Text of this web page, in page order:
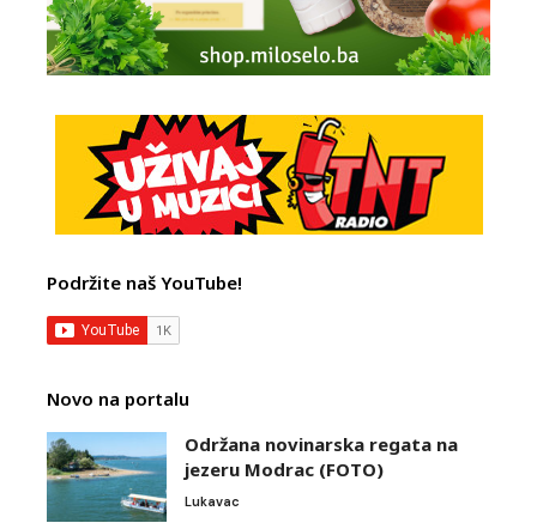
Podržite naš YouTube!
Novo na portalu
Održana novinarska regata na
jezeru Modrac (FOTO)
Lukavac